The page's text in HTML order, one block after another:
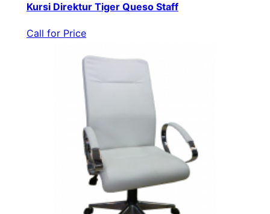
Kursi Direktur Tiger Queso Staff
Call for Price